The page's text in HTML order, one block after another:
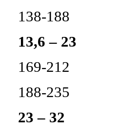
138-188
13,6 – 23
169-212
188-235
23 – 32